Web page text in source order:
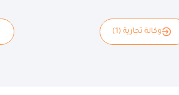
وكالة تجارية (1)